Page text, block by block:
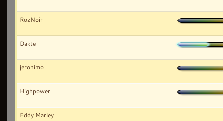
RozNoir
Dakte
jeronimo
Highpower
Eddy Marley